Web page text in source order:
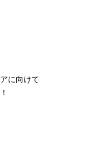
に向けて